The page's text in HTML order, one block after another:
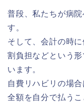
普段、私たちが病
す。
そして、会計の時
割負担などという
います。
自費リハビリの場
全額を自分で払うこ